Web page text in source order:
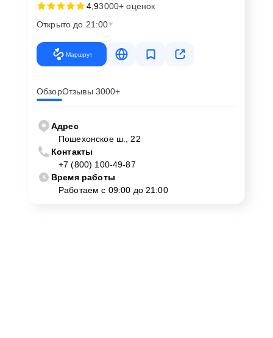
4,93000+ оценок
Открыто до 21:00
Маршрут
ОбзорОтзывы 3000+
Адрес
Пошехонское ш., 22
Контакты
+7 (800) 100-49-87
Время работы
Работаем с 09:00 до 21:00